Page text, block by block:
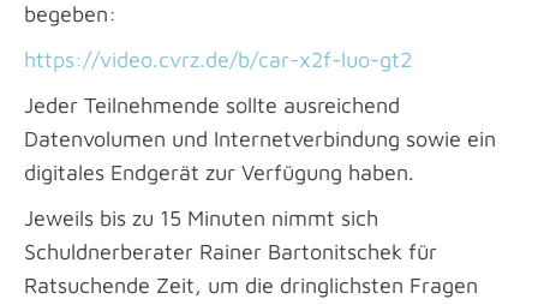
begeben:
https://video.cvrz.de/b/car-x2f-luo-gt2
Jeder Teilnehmende sollte ausreichend
Datenvolumen und Internetverbindung sowie ein
digitales Endgerät zur Verfügung haben.
Jeweils bis zu 15 Minuten nimmt sich
Schuldnerberater Rainer Bartonitschek für
Ratsuchende Zeit, um die dringlichsten Fragen